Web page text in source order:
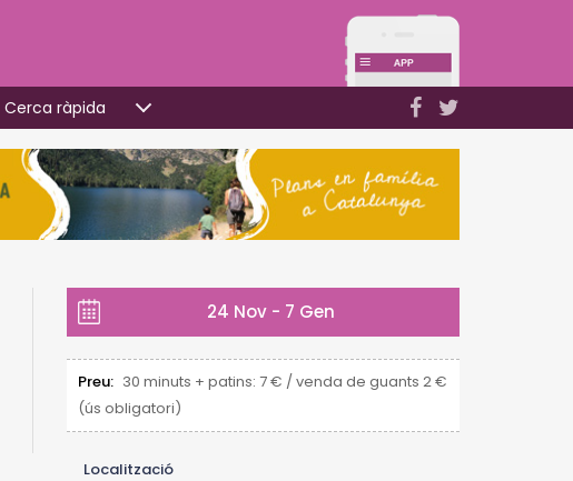
Cerca ràpida
24 Nov - 7 Gen
Preu: 30 minuts + patins: 7 € / venda de guants 2 €
(ús obligatori)
Localització